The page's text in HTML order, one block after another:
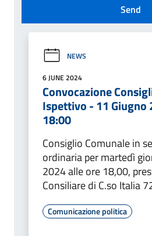
Send
NEWS
6 JUNE 2024
Convocazione
Ispettivo - 11 Giugno
18:00
Consiglio Comunale in
ordinaria per martedì
2024 alle ore 18,00,
Consiliare di C.so Italia
Comunicazione politica